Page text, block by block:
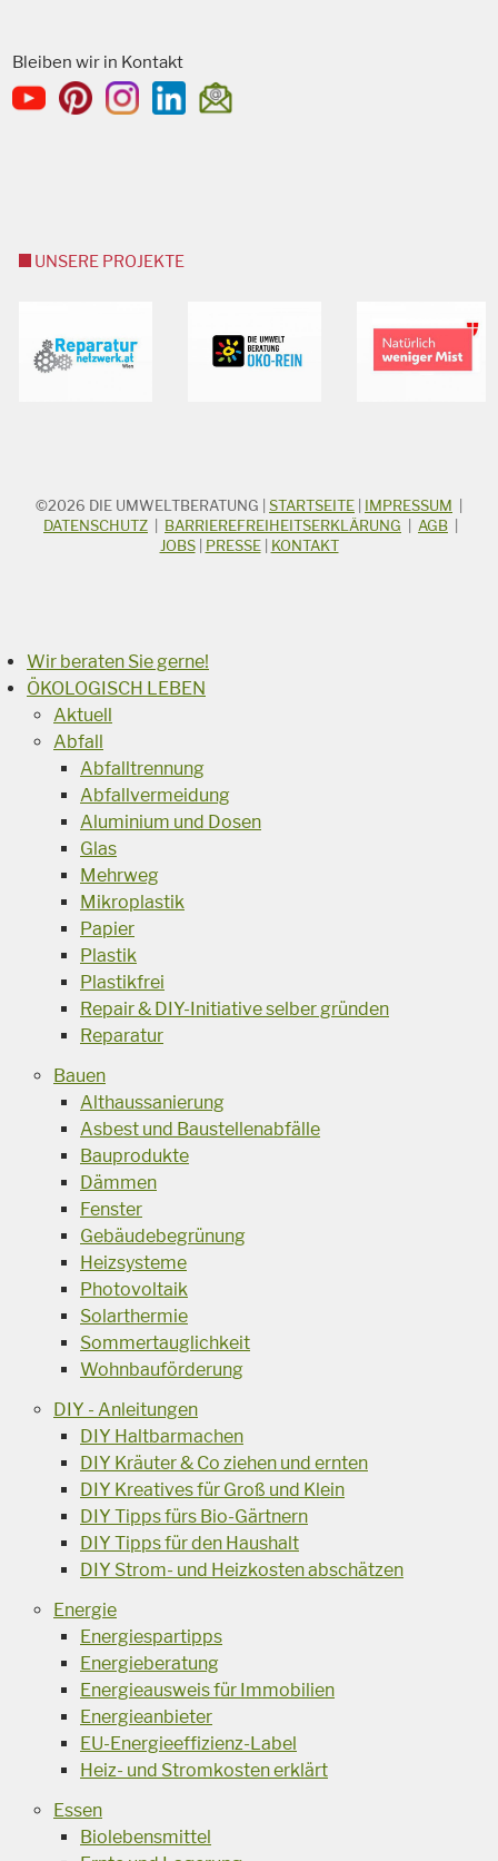
Bleiben wir in Kontakt
UNSERE PROJEKTE
STICHWORTSUCHE
Suchbegriff
©2026 DIE UMWELTBERATUNG STARTSEITE IMPRESSUM
DATENSCHUTZ
BARRIEREFREIHEITSERKLÄRUNG AGB
JOBS| PRESSE| KONTAKT
Wir beraten Sie gerne!
ÖKOLOGISCH LEBEN
Aktuell
Abfall
Abfalltrennung
Abfallvermeidung
Aluminium und Dosen
Glas
Mehrweg
Mikroplastik
Papier
Plastik
Plastikfrei
Repair & DIY-Initiative selber gründen
Reparatur
Bauen
Althaussanierung
Asbest und Baustellenabfälle
Bauprodukte
Dämmen
Fenster
Gebäudebegrünung
Heizsysteme
Photovoltaik
Solarthermie
Sommertauglichkeit
Wohnbauförderung
DIY - Anleitungen
DIY Haltbarmachen
DIY Kräuter & Co ziehen und ernten
DIY Kreatives für Groß und Klein
DIY Tipps fürs Bio-Gärtnern
DIY Tipps für den Haushalt
DIY Strom- und Heizkosten abschätzen
Energie
Energiespartipps
Energieberatung
Energieausweis für Immobilien
Energieanbieter
EU-Energieeffizienz-Label
Heiz- und Stromkosten erklärt
Essen
Biolebensmittel